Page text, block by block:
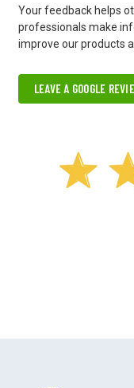
Your feedback helps
professionals make
improve our products
LEAVE A GOOGLE